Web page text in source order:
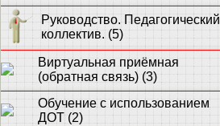
Руководство. Педагогический
коллектив. (5)
Виртуальная приёмная
(обратная связь) (3)
Обучение с использованием
ДОТ (2)